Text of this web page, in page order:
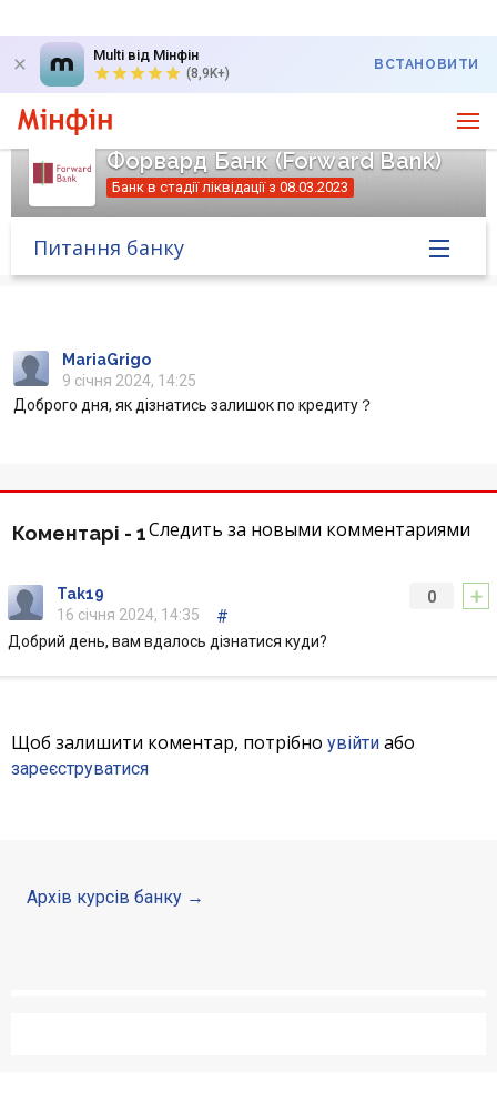
Multi від Мінфін
(8,9K+)
ВСТАНОВИТИ
Форвард Банк (Forward Bank)
Банк в стадії ліквідації з 08.03.2023
Банк у новинах
Питання банку
Питання банку
Депозити юр. осіб
Кредити для бізнеса
Картки
Інтернет-банкінг
MariaGrigo
9 січня 2024, 14:25
Доброго дня, як дізнатись залишок по кредиту？
Следить за новыми комментариями
Коментарі - 1
+
0
Tak19
16 січня 2024, 14:35
#
Добрий день, вам вдалось дізнатися куди?
Щоб залишити коментар, потрібно увійти або
зареєструватися
Архів курсів банку